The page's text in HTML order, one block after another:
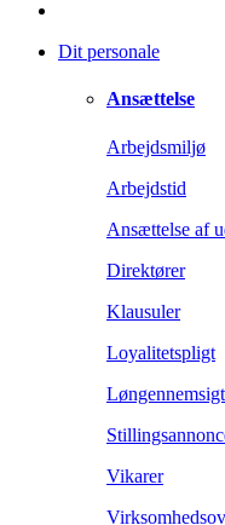
Dit personale
Ansættelse
Arbejdsmiljø
Arbejdstid
Ansættelse af
Direktører
Klausuler
Loyalitetspligt
Vikarer